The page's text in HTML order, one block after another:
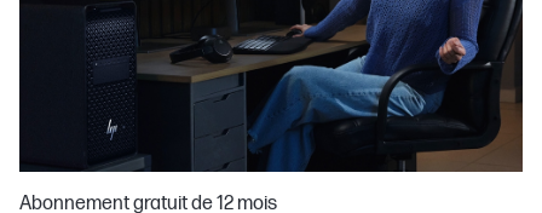
Abonnement gratuit de 12 mois